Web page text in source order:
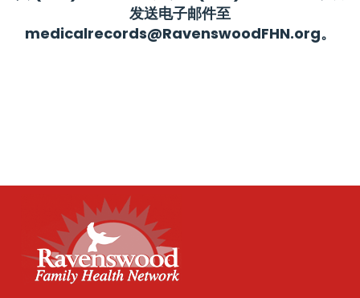
发送电子邮件至
medicalrecords@RavenswoodFHN.org。